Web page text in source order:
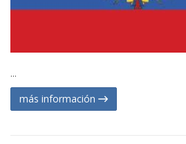
...
más información